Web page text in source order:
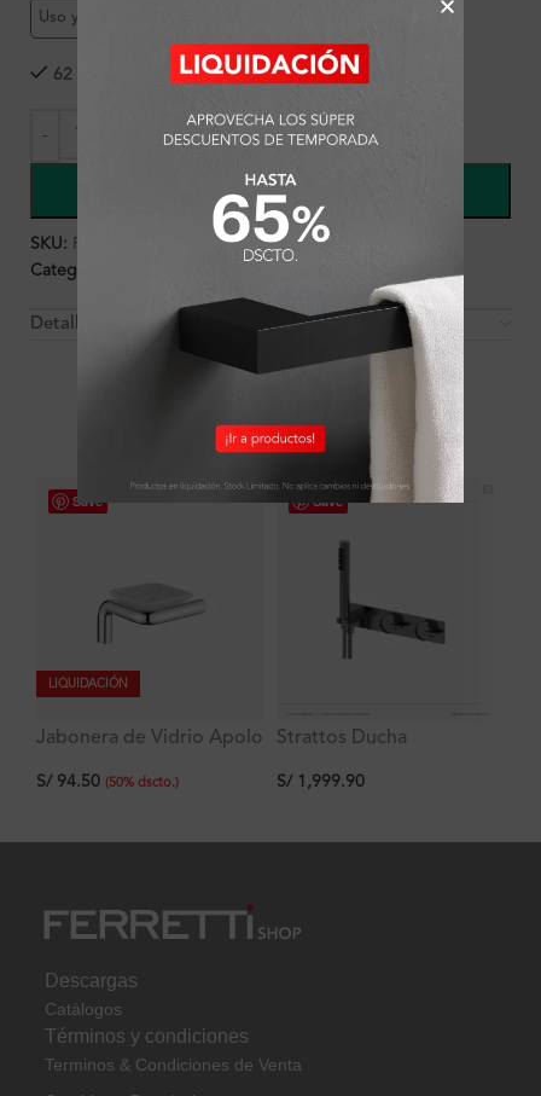
Uso y mantenimiento
62 disponibles
COMPRAR
SKU: FA7902
Categorías:
Detalles y Material
OTROS PRODUCTOS QUE PUEDEN
Save
LIQUIDACIÓN
Jabonera de Vidrio Apolo
S/ 94.50 (50% dscto.)
Save
Strattos Ducha
desviador y Ducha de
S/1,999.90
Descargas
Catálogos
Términos y condiciones
Terminos & Condiciones de Venta